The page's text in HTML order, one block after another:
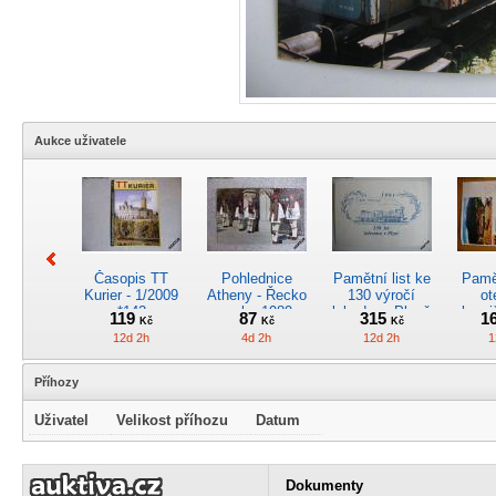
Aukce uživatele
Časopis TT
Kurier - 1/2009
*142
119Kč
12d 2h
Pohlednice
Atheny - Řecko
z roku 1989.
Nová nepoužitá
*5019
87 Kč
4d 2h
Pamětní list ke
130 výročí
lokodepa Plzeň
*2963
315 Kč
12d 2h
Kreslený
obrázek parní
4osý osob.
rychlík.vůz typu
Časopis
„Škodovák“,
Příhozy
Uživatel Velikost příhozu Datum
Dokumenty